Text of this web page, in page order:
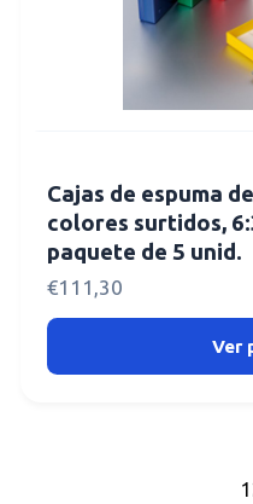
Cajas de espuma
colores surtidos,
paquete de 5 unid.
€111,30
Ver